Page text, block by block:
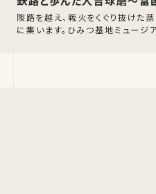
険路を越え、戦火をくぐり抜けた
に集います。ひみつ基地ミュージ